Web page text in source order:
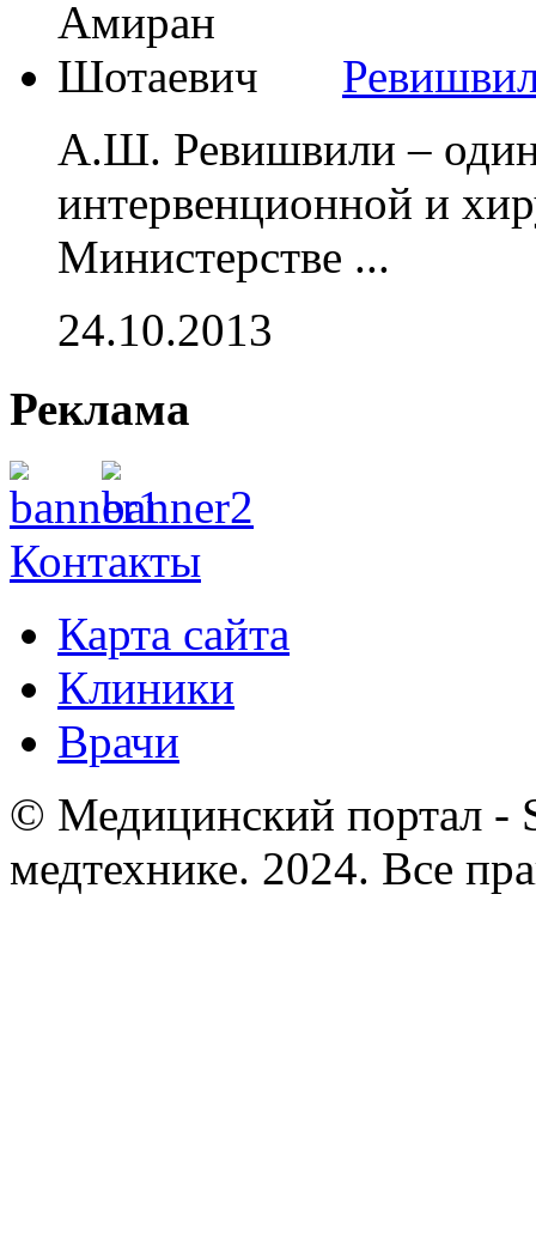
А.Ш. Ревишвили – один
интервенционной и
Министерстве ...
24.10.2013
Реклама
Контакты
Карта сайта
Клиники
Врачи
© Медицинский портал -
медтехнике. 2024. Все